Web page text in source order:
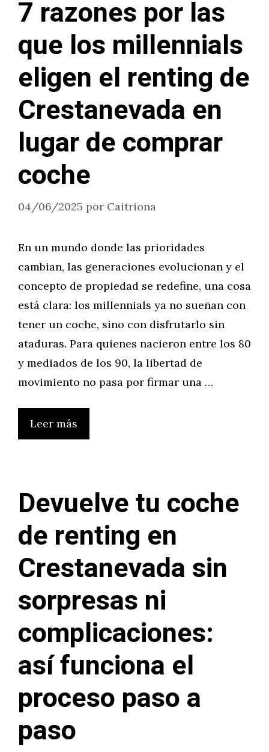
7 razones por las
que los millennials
eligen el renting de
Crestanevada en
lugar de comprar
coche
04/06/2025 por Caitriona
En un mundo donde las prioridades
cambian, las generaciones evolucionan y el
concepto de propiedad se redefine, una cosa
está clara: los millennials ya no sueñan con
tener un coche, sino con disfrutarlo sin
ataduras. Para quienes nacieron entre los 80
y mediados de los 90, la libertad de
movimiento no pasa por firmar una …
Leer más
Devuelve tu coche
de renting en
Crestanevada sin
sorpresas ni
complicaciones:
así funciona el
proceso paso a
paso